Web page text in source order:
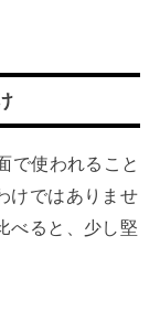
で使われること
けではありませ
べると、少し堅